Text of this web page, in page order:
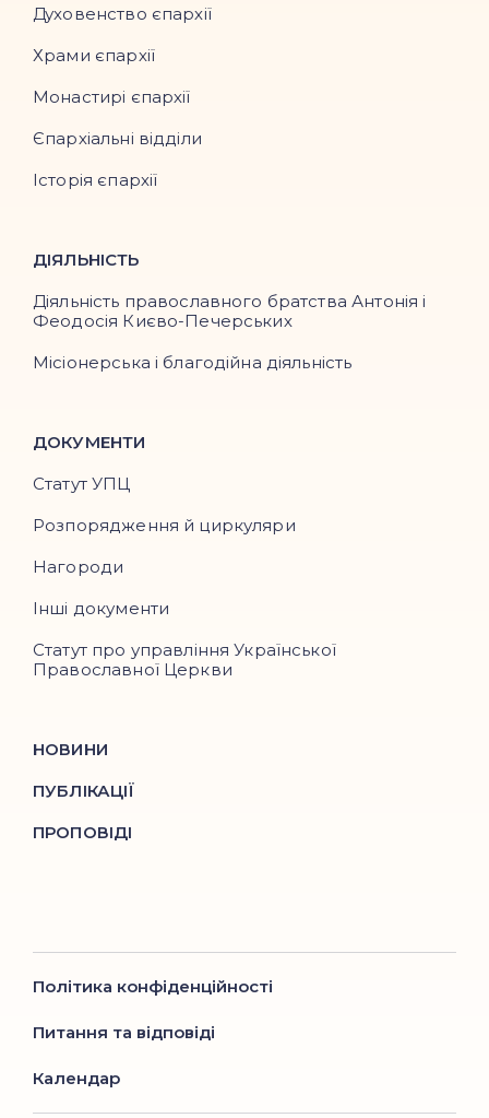
Духовенство єпархії
Храми єпархії
Монастирі єпархії
Єпархіальні відділи
Історія єпархії
ДІЯЛЬНІСТЬ
Діяльність православного братства Антонія і
Феодосія Києво-Печерських
Місіонерська і благодійна діяльність
ДОКУМЕНТИ
Статут УПЦ
Розпорядження й циркуляри
Нагороди
Інші документи
Статут про управління Української
Православної Церкви
НОВИНИ
ПУБЛІКАЦІЇ
ПРОПОВІДІ
Політика конфіденційності
Питання та відповіді
Календар